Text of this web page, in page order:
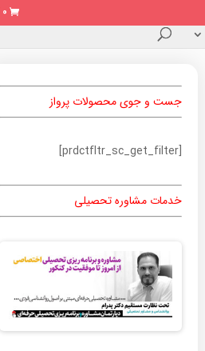
0 آیتم
جست و جوی محصولات پرواز
[prdctfltr_sc_get_filter]
خدمات مشاوره تحصیلی